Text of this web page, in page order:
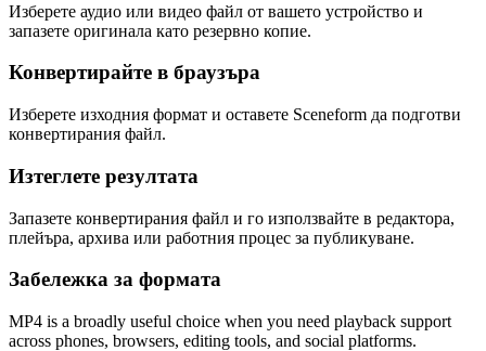
Изберете аудио или видео файл от вашето устройство и
запазете оригинала като резервно копие.
Конвертирайте в браузъра
Изберете изходния формат и оставете Sceneform да подготви
конвертирания файл.
Изтеглете резултата
Запазете конвертирания файл и го използвайте в редактора,
плейъра, архива или работния процес за публикуване.
Забележка за формата
MP4 is a broadly useful choice when you need playback support
across phones, browsers, editing tools, and social platforms.